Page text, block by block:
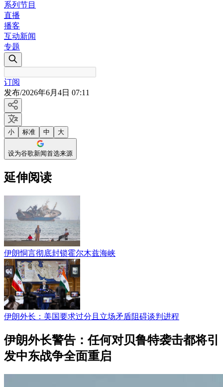
系列节目
直播
播客
互动新闻
专题
订阅
发布/2026年6月4日 07:11
小 标准 中 大
设为谷歌新闻首选来源
延伸阅读
伊朗恫言彻底封锁霍尔木兹海峡
伊朗外长：美国要求过分且立场矛盾阻碍谈判进程
伊朗外长警告：任何对贝鲁特袭击都将引
发中东战争全面重启